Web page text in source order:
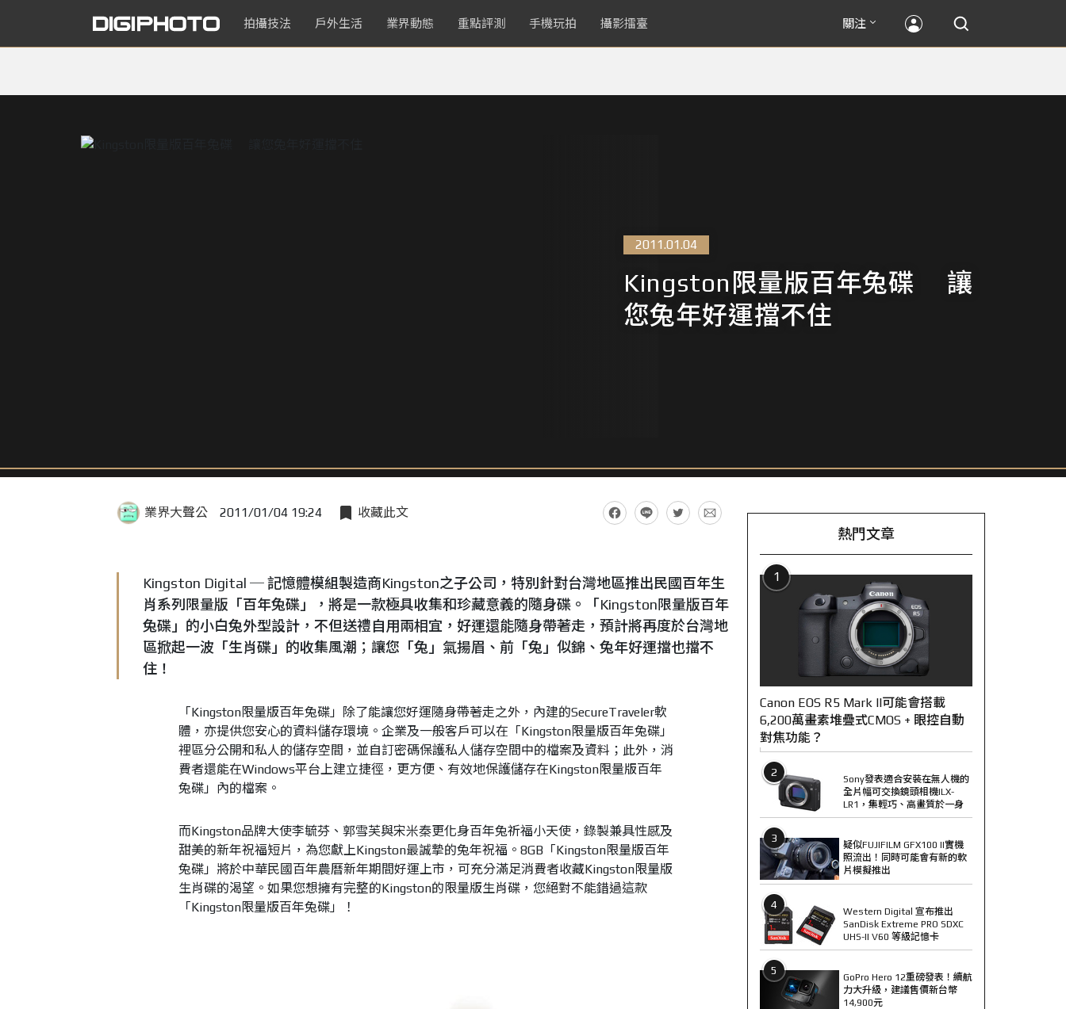
拍攝技法 戶外生活 業界動態 重點評測 手機玩拍 攝影擂臺 關注
2011.01.04
Kingston限量版百年兔碟 讓
您兔年好運擋不住
業界大聲公 2011/01/04 19:24 收藏此文
Kingston Digital ─ 記憶體模組製造商Kingston之子公司，特別針對台灣地區推出民國百年生
肖系列限量版「百年兔碟」，將是一款極具收集和珍藏意義的隨身碟。「Kingston限量版百年
兔碟」的小白兔外型設計，不但送禮自用兩相宜，好運還能隨身帶著走，預計將再度於台灣地
區掀起一波「生肖碟」的收集風潮；讓您「兔」氣揚眉、前「兔」似錦、兔年好運擋也擋不
住！
「Kingston限量版百年兔碟」除了能讓您好運隨身帶著走之外，內建的SecureTraveler軟
體，亦提供您安心的資料儲存環境。企業及一般客戶可以在「Kingston限量版百年兔碟」
裡區分公開和私人的儲存空間，並自訂密碼保護私人儲存空間中的檔案及資料；此外，消
費者還能在Windows平台上建立捷徑，更方便、有效地保護儲存在Kingston限量版百年
兔碟」內的檔案。
而Kingston品牌大使李毓芬、郭雪芙與宋米秦更化身百年兔祈福小天使，錄製兼具性感及
甜美的新年祝福短片，為您獻上Kingston最誠摯的兔年祝福。8GB「Kingston限量版百年
兔碟」將於中華民國百年農曆新年期間好運上市，可充分滿足消費者收藏Kingston限量版
生肖碟的渴望。如果您想擁有完整的Kingston的限量版生肖碟，您絕對不能錯過這款
「Kingston限量版百年兔碟」！
熱門文章
1
Canon EOS R5 Mark II可能會搭載
6,200萬畫素堆疊式CMOS + 眼控自動
對焦功能？
2
Sony發表適合安裝在無人機的
全片幅可交換鏡頭相機ILX-
LR1，集輕巧、高畫質於一身
3
疑似FUJIFILM GFX100 II實機
照流出！同時可能會有新的軟
片模擬推出
4
Western Digital 宣布推出
SanDisk Extreme PRO SDXC
UHS-II V60 等級記憶卡
5
GoPro Hero 12重磅發表！續航
力大升級，建議售價新台幣
14,900元